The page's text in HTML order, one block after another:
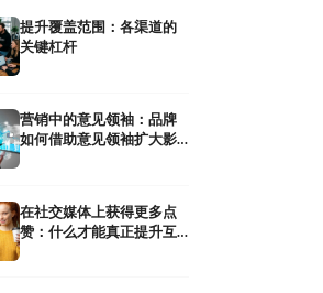
提升覆盖范围：各渠道的
关键杠杆
营销中的意见领袖：品牌
如何借助意见领袖扩大影
在社交媒体上获得更多点
赞：什么才能真正提升互